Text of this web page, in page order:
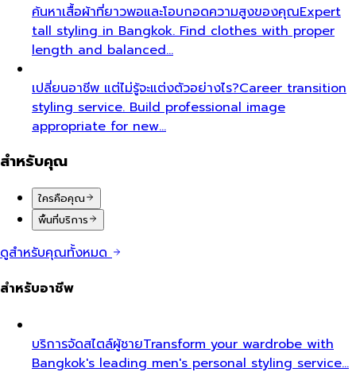
ค้นหาเสื้อผ้าที่ยาวพอและโอบกอดความสูงของคุณExpert
tall styling in Bangkok. Find clothes with proper
length and balanced…
เปลี่ยนอาชีพ แต่ไม่รู้จะแต่งตัวอย่างไร?Career transition
styling service. Build professional image
appropriate for new…
สำหรับคุณ
ใครคือคุณ
พื้นที่บริการ
ดูสำหรับคุณทั้งหมด
สำหรับอาชีพ
บริการจัดสไตล์ผู้ชายTransform your wardrobe with
Bangkok's leading men's personal styling service…